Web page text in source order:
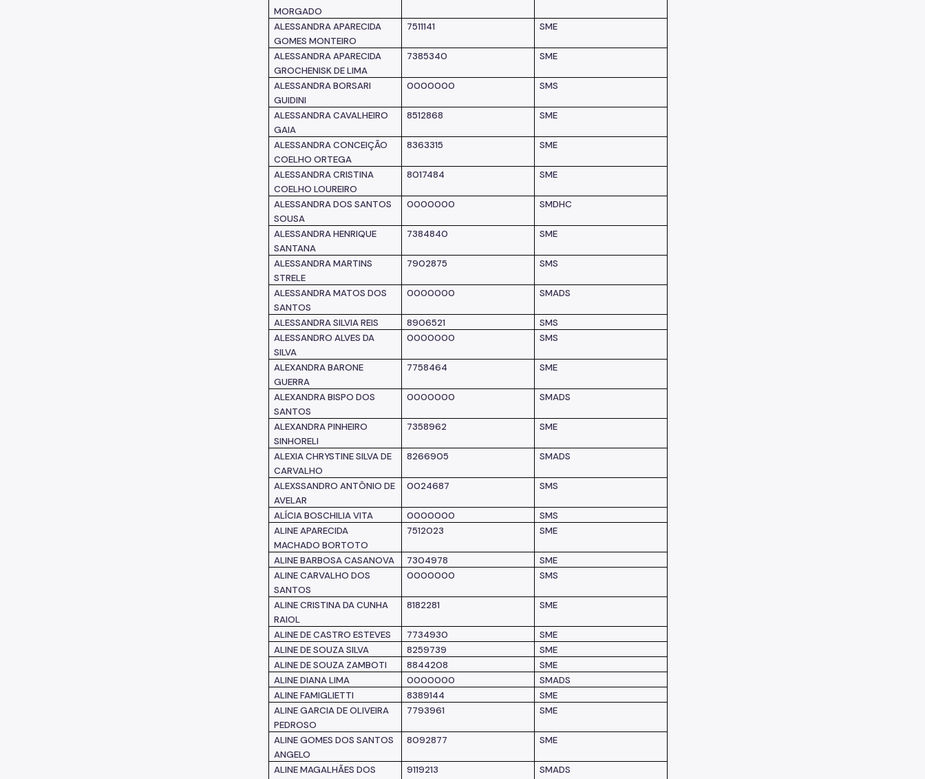
MORGADO
ALESSANDRA APARECIDA
GOMES MONTEIRO
7511141 SME
ALESSANDRA APARECIDA
GROCHENISK DE LIMA
7385340 SME
ALESSANDRA BORSARI
GUIDINI
0000000 SMS
ALESSANDRA CAVALHEIRO
GAIA
8512868 SME
ALESSANDRA CONCEIÇÃO
COELHO ORTEGA
8363315 SME
ALESSANDRA CRISTINA
COELHO LOUREIRO
8017484 SME
ALESSANDRA DOS SANTOS
SOUSA
0000000 SMDHC
ALESSANDRA HENRIQUE
SANTANA
7384840 SME
ALESSANDRA MARTINS
STRELE
7902875 SMS
ALESSANDRA MATOS DOS
SANTOS
0000000 SMADS
ALESSANDRA SILVIA REIS 8906521
SMS
ALESSANDRO ALVES DA
SILVA
0000000 SMS
ALEXANDRA BARONE
GUERRA
7758464 SME
ALEXANDRA BISPO DOS
SANTOS
0000000 SMADS
ALEXANDRA PINHEIRO
SINHORELI
7358962 SME
ALEXIA CHRYSTINE SILVA DE
CARVALHO
8266905 SMADS
ALEXSSANDRO ANTÔNIO DE
AVELAR
0024687 SMS
ALÍCIA BOSCHILIA VITA 0000000
SMS
ALINE APARECIDA
MACHADO BORTOTO
7512023 SME
ALINE BARBOSA CASANOVA 7304978
SME
ALINE CARVALHO DOS
SANTOS
0000000 SMS
ALINE CRISTINA DA CUNHA
RAIOL
8182281 SME
ALINE DE CASTRO ESTEVES 7734930
SME
ALINE DE SOUZA SILVA
8259739
SME
ALINE DE SOUZA ZAMBOTI
8844208
SME
ALINE DIANA LIMA
0000000
SMADS
ALINE FAMIGLIETTI
8389144
SME
ALINE GARCIA DE OLIVEIRA
PEDROSO
7793961 SME
ALINE GOMES DOS SANTOS
ANGELO
8092877 SME
ALINE MAGALHÃES DOS
9119213 SMADS